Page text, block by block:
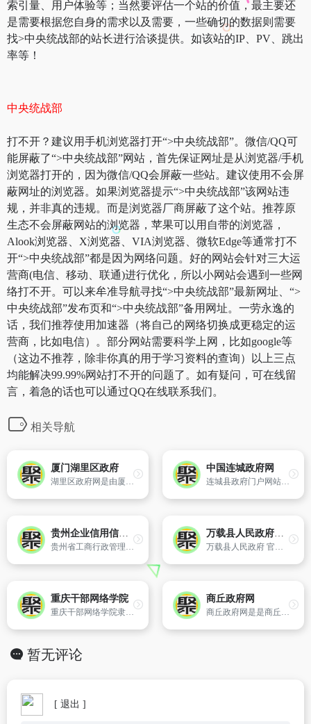
索引量、用户体验等；当然要评估一个站的价值，最主要还
是需要根据您自身的需求以及需要，一些确切的数据则需要
找>中央统战部的站长进行洽谈提供。如该站的IP、PV、跳出
率等！
中央统战部
打不开？建议用手机浏览器打开“>中央统战部”。微信/QQ可
能屏蔽了“>中央统战部”网站，首先保证网址是从浏览器/手机
浏览器打开的，因为微信/QQ会屏蔽一些站。建议使用不会屏
蔽网址的浏览器。如果浏览器提示“>中央统战部”该网站违
规，并非真的违规。而是浏览器厂商屏蔽了这个站。推荐原
生态不会屏蔽网站的浏览器，苹果可以用自带的浏览器，
Alook浏览器、X浏览器、VIA浏览器、微软Edge等通常打不
开“>中央统战部”都是因为网络问题。好的网站会针对三大运
营商(电信、移动、联通)进行优化，所以小网站会遇到一些网
络打不开。可以来牟准导航寻找“>中央统战部”最新网址、“>
中央统战部”发布页和“>中央统战部”备用网址。一劳永逸的
话，我们推荐使用加速器（将自己的网络切换成更稳定的运
营商，比如电信）。部分网站需要科学上网，比如google等
（这边不推荐，除非你真的用于学习资料的查询）以上三点
均能解决99.99%网站打不开的问题了。如有疑问，可在线留
言，着急的话也可以通过QQ在线联系我们。
相关导航
厦门湖里区政府
湖里区政府网是由厦门市湖里区人民政府办公室主办,湖里区政务信息中心承办的综合性门户网站,是区政府对外宣传政治、经济和发展等各方面情况,服务百姓,服务企业,服务国内外人士的桥梁,也是区政府各部门、各街道子网站与公众联络和交流的门户。
中国连城政府网
连城县政府门户网站。连城县人民政府主办。
贵州企业信用信息公示系统
贵州省工商行政管理局主办,权威提供贵州企业信用信息查询、贵州工商局企业查询、贵州企业年度报告公示网上填报等。
万载县人民政府门户网站
万载县人民政府 官方网站
重庆干部网络学院
重庆干部网络学院隶属中共重庆市委组织部,开展重庆市干部网络在线教育培训工作。重庆干部网络学院管理中心在市委组织部干部教育处的指导下,具体开展网络学院的建设、运行和维护管理工作。
商丘政府网
商丘政府网是是商丘市人民政府在互联网上建立面向公众进行政务动态发布、信息公开、政民互动、办事服务的网站平台。
暂无评论
[ 退出 ]